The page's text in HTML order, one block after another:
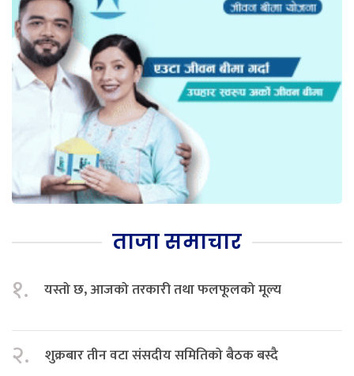
ताजा समाचार
१. यस्तो छ, आजको तरकारी तथा फलफूलको मूल्य
२. शुक्रबार तीन वटा संसदीय समितिको बैठक बस्दै